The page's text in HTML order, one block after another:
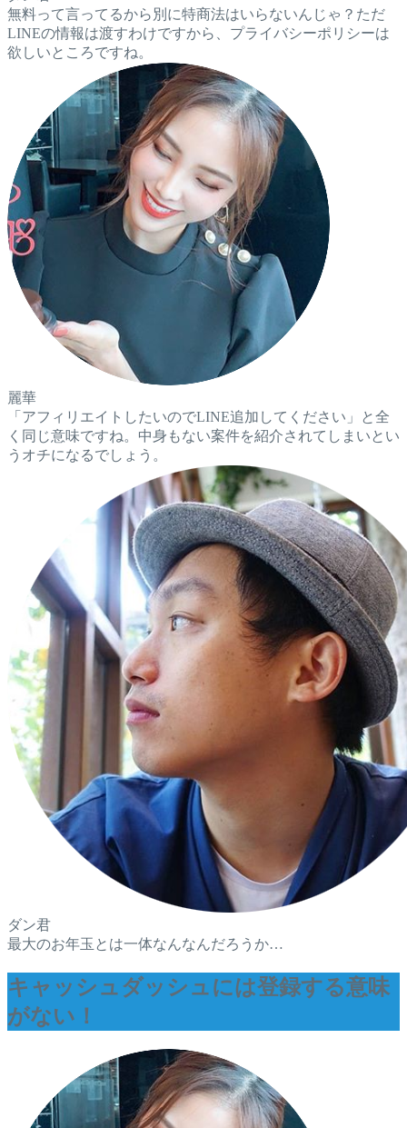
無料って言ってるから別に特商法はいらないんじゃ？ただ
LINEの情報は渡すわけですから、プライバシーポリシーは
欲しいところですね。
麗華
「アフィリエイトしたいのでLINE追加してください」と全
く同じ意味ですね。中身もない案件を紹介されてしまいとい
うオチになるでしょう。
ダン君
最大のお年玉とは一体なんなんだろうか…
キャッシュダッシュには登録する意味
がない！